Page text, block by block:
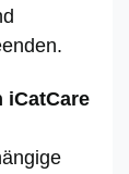
iCatCare